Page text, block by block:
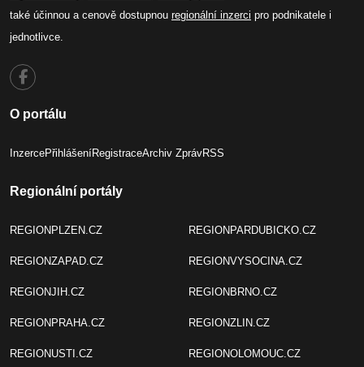
také účinnou a cenově dostupnou regionální inzerci pro podnikatele i
jednotlivce.
O portálu
InzercePřihlášeníRegistraceArchiv ZprávRSS
Regionální portály
REGIONPLZEN.CZ
REGIONZAPAD.CZ
REGIONJIH.CZ
REGIONPRAHA.CZ
REGIONUSTI.CZ
REGIONPARDUBICKO.CZ
REGIONVYSOCINA.CZ
REGIONBRNO.CZ
REGIONZLIN.CZ
REGIONOLOMOUC.CZ